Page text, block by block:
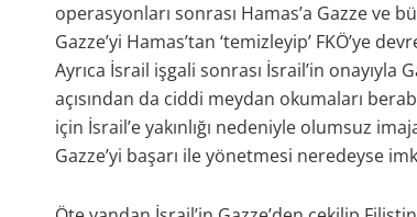
operasyonları sonrası Hamas’a Gazze ve
Gazze’yi Hamas’tan ‘temizleyip’ FKÖ’ye
Ayrıca İsrail işgali sonrası İsrail’in onayıyla
açısından da ciddi meydan okumaları
için İsrail’e yakınlığı nedeniyle olumsuz
Gazze’yi başarı ile yönetmesi neredeyse